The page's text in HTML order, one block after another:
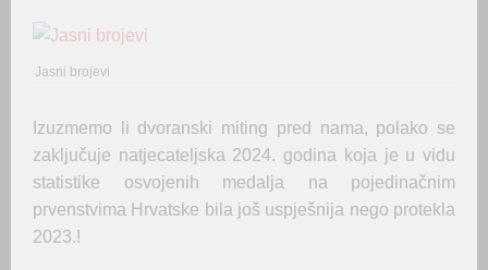
Jasni brojevi
Izuzmemo li dvoranski miting pred nama, polako se
zaključuje natjecateljska 2024. godina koja je u vidu
statistike osvojenih medalja na pojedinačnim
prvenstvima Hrvatske bila još uspješnija nego protekla
2023.!